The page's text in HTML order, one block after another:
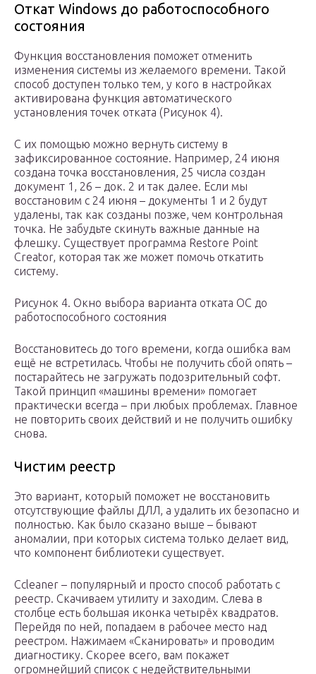
Откат Windows до работоспособного
состояния
Функция восстановления поможет отменить
изменения системы из желаемого времени. Такой
способ доступен только тем, у кого в настройках
активирована функция автоматического
установления точек отката (Рисунок 4).
С их помощью можно вернуть систему в
зафиксированное состояние. Например, 24 июня
создана точка восстановления, 25 числа создан
документ 1, 26 – док. 2 и так далее. Если мы
восстановим с 24 июня – документы 1 и 2 будут
удалены, так как созданы позже, чем контрольная
точка. Не забудьте скинуть важные данные на
флешку. Существует программа Restore Point
Creator, которая так же может помочь откатить
систему.
Рисунок 4. Окно выбора варианта отката ОС до
работоспособного состояния
Восстановитесь до того времени, когда ошибка вам
ещё не встретилась. Чтобы не получить сбой опять –
постарайтесь не загружать подозрительный софт.
Такой принцип «машины времени» помогает
практически всегда – при любых проблемах. Главное
не повторить своих действий и не получить ошибку
снова.
Чистим реестр
Это вариант, который поможет не восстановить
отсутствующие файлы ДЛЛ, а удалить их безопасно и
полностью. Как было сказано выше – бывают
аномалии, при которых система только делает вид,
что компонент библиотеки существует.
Ccleaner – популярный и просто способ работать с
реестр. Скачиваем утилиту и заходим. Слева в
столбце есть большая иконка четырёх квадратов.
Перейдя по ней, попадаем в рабочее место над
реестром. Нажимаем «Сканировать» и проводим
диагностику. Скорее всего, вам покажет
огромнейший список с недействительными